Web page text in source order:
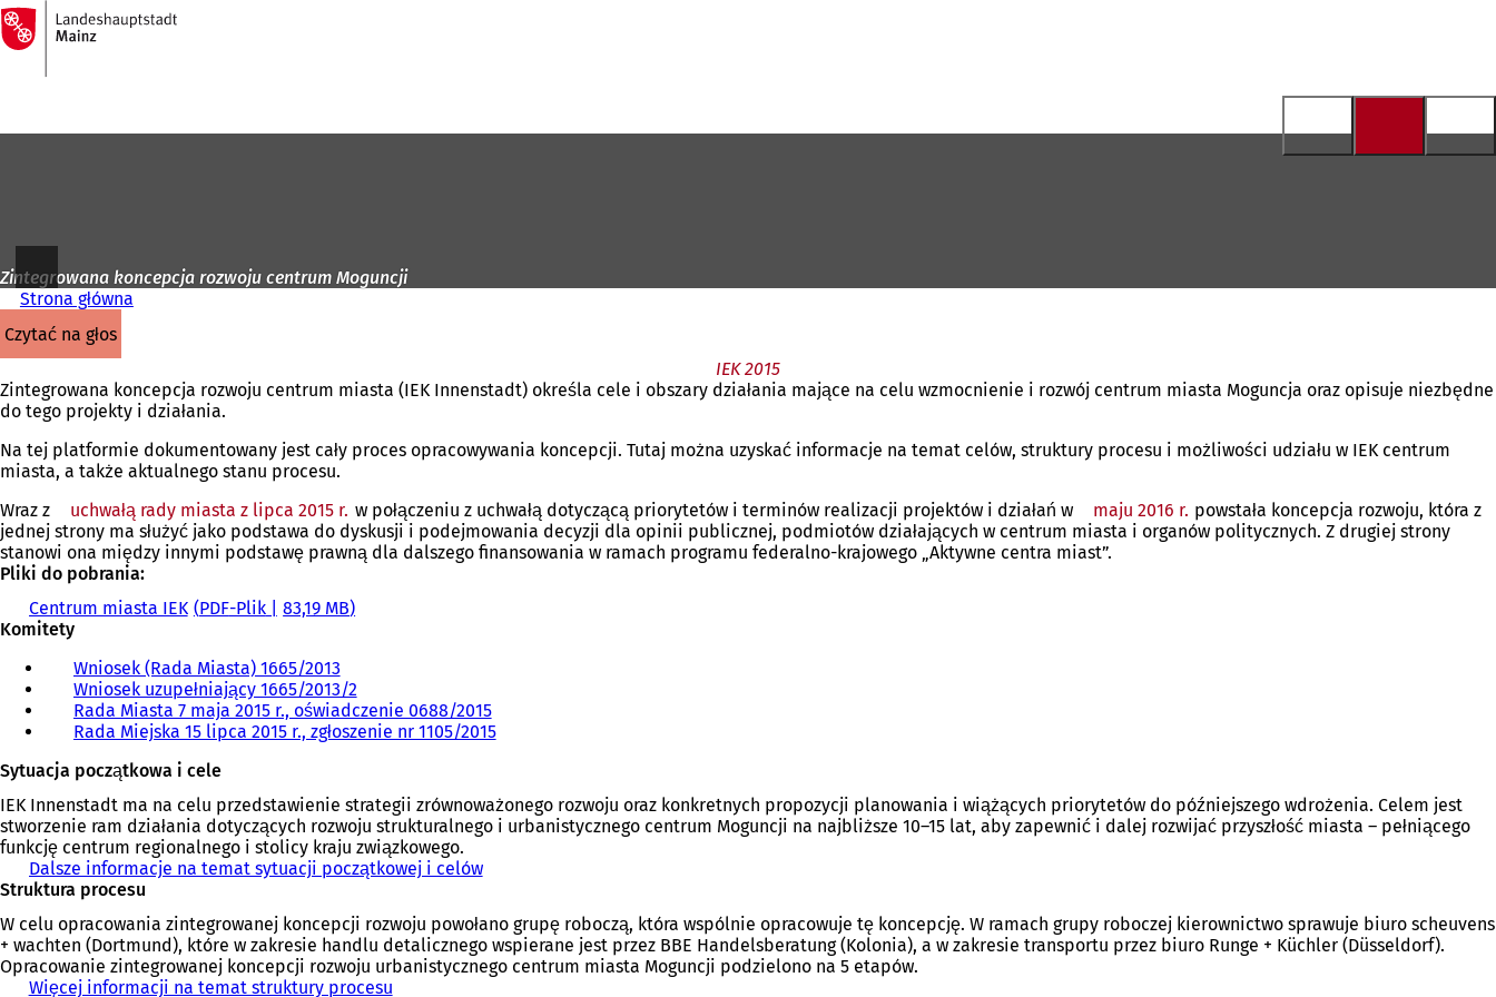
Przejdź do treści
Do
strony
głównej
Zintegrowana koncepcja rozwoju centrum Moguncji
Strona główna
czytać na głos
IEK 2015
Zintegrowana koncepcja rozwoju centrum miasta (IEK Innenstadt) określa cele i obszary działania mające na celu wzmocnienie i rozwój centrum miasta Moguncja oraz opisuje niezbędne
do tego projekty i działania.
Na tej platformie dokumentowany jest cały proces opracowywania koncepcji. Tutaj można uzyskać informacje na temat celów, struktury procesu i możliwości udziału w IEK centrum
miasta, a także aktualnego stanu procesu.
Wraz z
uchwałą rady miasta z lipca 2015 r. w połączeniu z uchwałą dotyczącą priorytetów i terminów realizacji projektów i działań w maju 2016 r. powstała koncepcja rozwoju, która z
jednej strony ma służyć jako podstawa do dyskusji i podejmowania decyzji dla opinii publicznej, podmiotów działających w centrum miasta i organów politycznych. Z drugiej strony
stanowi ona między innymi podstawę prawną dla dalszego finansowania w ramach programu federalno-krajowego „Aktywne centra miast”.
Pliki do pobrania:
Centrum miasta IEK PDF-Plik
83,19 MB
Komitety
Wniosek (Rada Miasta) 1665/2013
O
t
w
a
s
i
ę
n
o
w
e
Wniosek uzupełniający 1665/2013/2
O
t
e
r
a
s
i
w
n
o
w
Rada Miasta 7 maja 2015 r., oświadczenie 0688/2015(
O
e
r
ę
w
n
Rada Miejska 15 lipca 2015 r., zgłoszenie nr 1105/2015(
w
i
e
i
ę
w
Sytuacja początkowa i cele
IEK Innenstadt ma na celu przedstawienie strategii zrównoważonego rozwoju oraz konkretnych propozycji planowania i wiążących priorytetów do późniejszego wdrożenia. Celem jest
stworzenie ram działania dotyczących rozwoju strukturalnego i urbanistycznego centrum Moguncji na najbliższe 10–15 lat, aby zapewnić i dalej rozwijać przyszłość miasta – pełniącego
funkcję centrum regionalnego i stolicy kraju związkowego.
Dalsze informacje na temat sytuacji początkowej i celów
Struktura procesu
W celu opracowania zintegrowanej koncepcji rozwoju powołano grupę roboczą, która wspólnie opracowuje tę koncepcję. W ramach grupy roboczej kierownictwo sprawuje biuro scheuvens
+ wachten (Dortmund), które w zakresie handlu detalicznego wspierane jest przez BBE Handelsberatung (Kolonia), a w zakresie transportu przez biuro Runge + Küchler (Düsseldorf).
Opracowanie zintegrowanej koncepcji rozwoju urbanistycznego centrum miasta Moguncji podzielono na 5 etapów.
Więcej informacji na temat struktury procesu